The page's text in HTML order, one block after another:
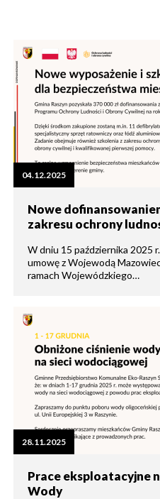
04.12.2025
Nowe
zakresu ochrony
W dniu 15 października 2025
umowę z Wojewodą
ramach Wojewódzkiego…
28.11.2025
Prace eksploatacyjne
Wody